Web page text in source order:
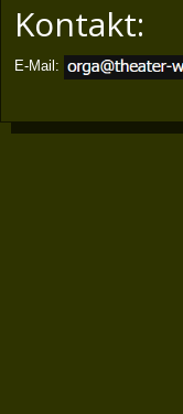
Kontakt:
E-Mail: